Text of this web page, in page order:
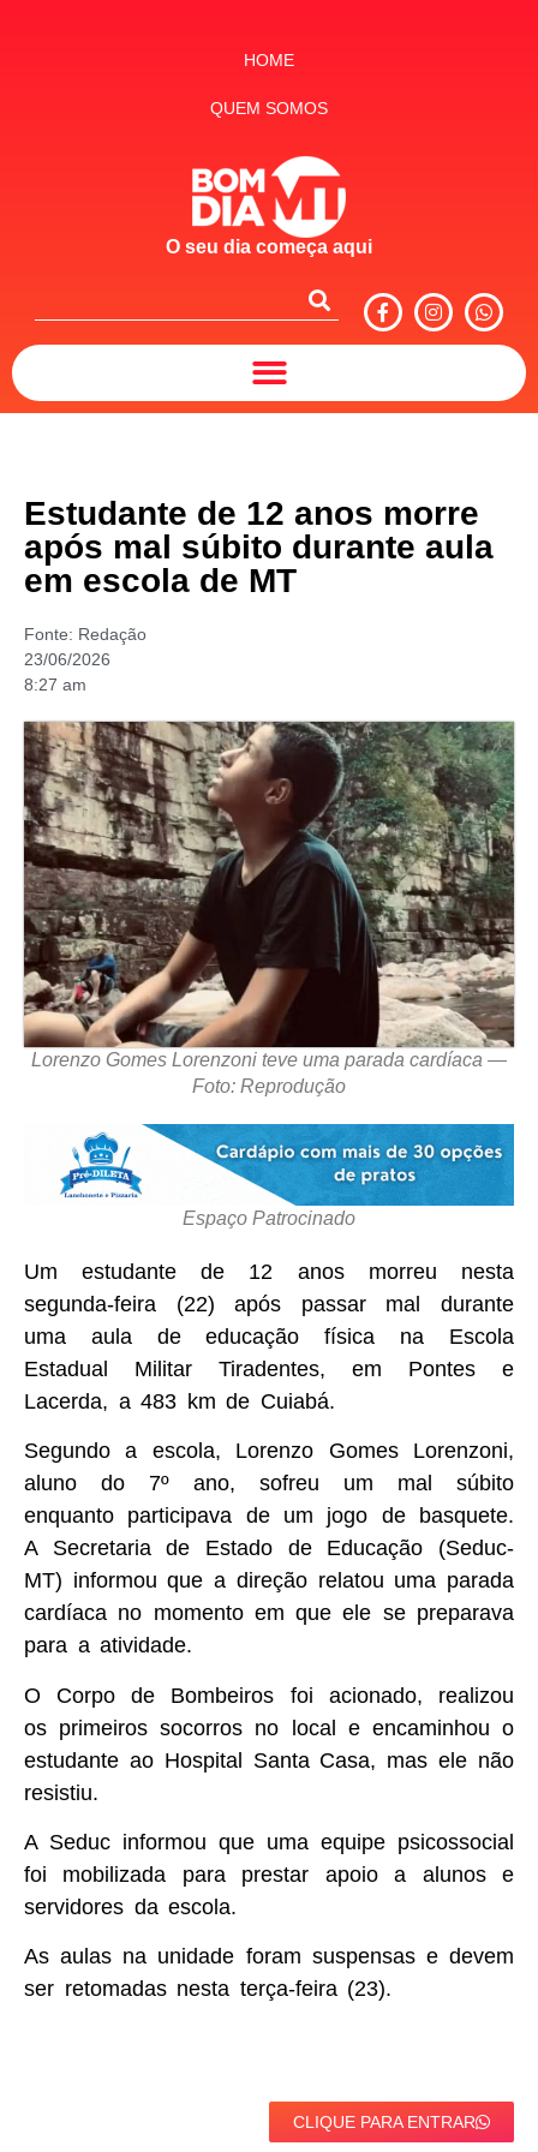
HOME
QUEM SOMOS
O seu dia começa aqui
Estudante de 12 anos morre
após mal súbito durante aula
em escola de MT
Fonte: Redação
23/06/2026
8:27 am
Lorenzo Gomes Lorenzoni teve uma parada cardíaca —
Foto: Reprodução
Espaço Patrocinado
Um estudante de 12 anos morreu nesta
segunda-feira (22) após passar mal durante
uma aula de educação física na Escola
Estadual Militar Tiradentes, em Pontes e
Lacerda, a 483 km de Cuiabá.
Segundo a escola, Lorenzo Gomes Lorenzoni,
aluno do 7º ano, sofreu um mal súbito
enquanto participava de um jogo de basquete.
A Secretaria de Estado de Educação (Seduc-
MT) informou que a direção relatou uma parada
cardíaca no momento em que ele se preparava
para a atividade.
O Corpo de Bombeiros foi acionado, realizou
os primeiros socorros no local e encaminhou o
estudante ao Hospital Santa Casa, mas ele não
resistiu.
A Seduc informou que uma equipe psicossocial
foi mobilizada para prestar apoio a alunos e
servidores da escola.
As aulas na unidade foram suspensas e devem
ser retomadas nesta terça-feira (23).
CLIQUE PARA ENTRAR